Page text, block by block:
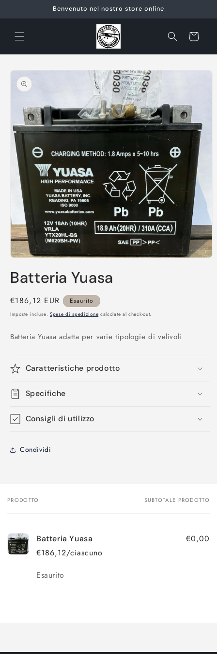
ai contenuti
Benvenuto nel nostro store online
Carrello
Passa alle
informazioni
sul prodotto
multimediali
1
finestra
modale
Batteria Yuasa
Prezzo
di
€186,12 EUR Esaurito
Imposte incluse. Spese di spedizione calcolate al check-out.
Batteria Yuasa adatta per varie tipologie di velivoli
Caratteristiche prodotto
Specifiche
Consigli di utilizzo
Condividi
Il
PRODOTTO SUBTOTALE PRODOTTO
Batteria Yuasa
€186,12/ciascuno
€0,00
Quantità
Esaurito